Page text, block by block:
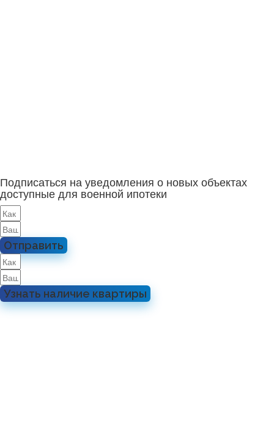
Подписаться на уведомления о новых объектах
доступные для военной ипотеки
Отправить
Узнать наличие квартиры